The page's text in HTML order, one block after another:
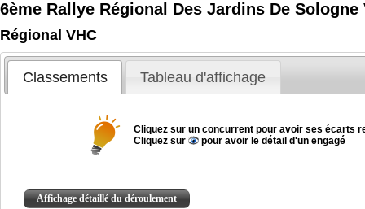
6ème Rallye Régional Des Jardins De Sologne
Régional VHC
Classements Tableau d'affichage
Cliquez sur un concurrent pour avoir ses écarts
Cliquez sur
pour avoir le détail d'un engagé
Affichage détaillé du déroulement